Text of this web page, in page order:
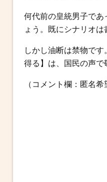
何代前の皇統男子で
ょう。既にシナリオは
しかし油断は禁物で
得る】は、国民の声で
（コメント欄：匿名希